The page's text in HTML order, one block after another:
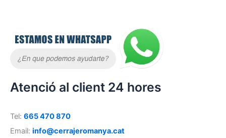
Atenció al client 24 hores
Tel: 665 470 870
Email: info@cerrajeromanya.cat